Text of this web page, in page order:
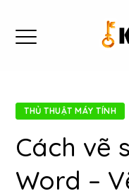
THỦ THUẬT MÁY TÍNH
Cách vẽ
Word –